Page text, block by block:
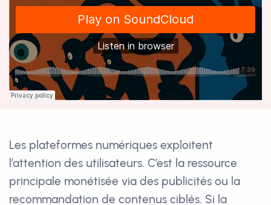
Les plateformes numériques exploitent
l’attention des utilisateurs. C’est la ressource
principale monétisée via des publicités ou la
recommandation de contenus ciblés. Si la